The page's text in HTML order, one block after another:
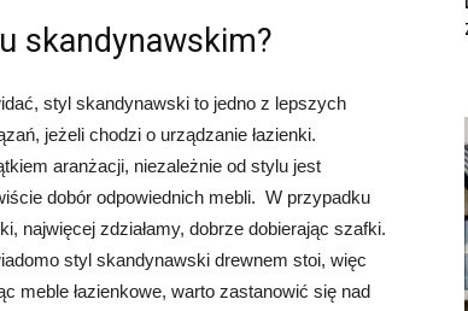
skandynawskim?
styl skandynawski to jedno z lepszych
jeżeli chodzi o urządzanie łazienki.
aranżacji, niezależnie od stylu jest
dobór odpowiednich mebli. W przypadku
najwięcej zdziałamy, dobrze dobierając szafki.
styl skandynawski drewnem stoi, więc
meble łazienkowe, warto zastanowić się nad